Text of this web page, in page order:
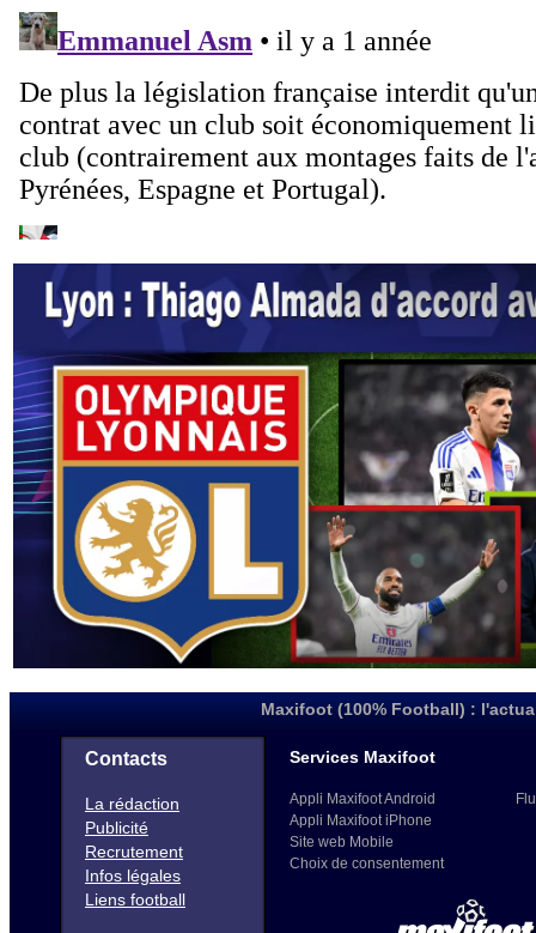
Maxifoot (100% Football) :
Contacts
La rédaction
Publicité
Recrutement
Infos légales
Liens football
Services Maxifoot
Appli Maxifoot Android
Appli Maxifoot iPhone
Site web Mobile
Choix de consentement